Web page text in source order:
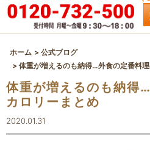
ホーム
公式ブログ
体重が増えるのも納得…外食の定番料
体重が増えるのも納得
カロリーまとめ
2020.01.31